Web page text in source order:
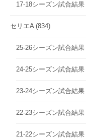
17-18シーズン試合結果
セリエA(834)
25-26シーズン試合結果
24-25シーズン試合結果
23-24シーズン試合結果
22-23シーズン試合結果
21-22シーズン試合結果